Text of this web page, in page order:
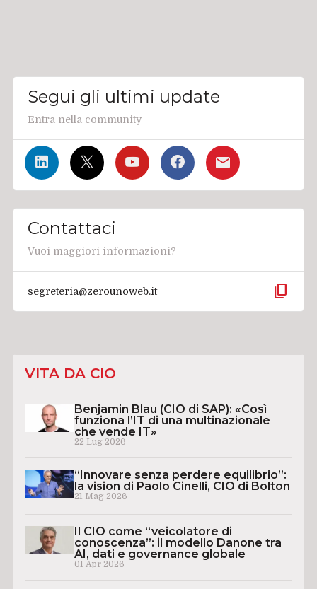
Segui gli ultimi update
Entra nella community
Contattaci
Vuoi maggiori informazioni?
segreteria@zerounoweb.it content_copy
VITA DA CIO
Benjamin Blau (CIO di SAP): «Così
funziona l’IT di una multinazionale
che vende IT»
22 Lug 2026
“Innovare senza perdere equilibrio”:
la vision di Paolo Cinelli, CIO di Bolton
21 Mag 2026
Il CIO come “veicolatore di
conoscenza”: il modello Danone tra
AI, dati e governance globale
01 Apr 2026